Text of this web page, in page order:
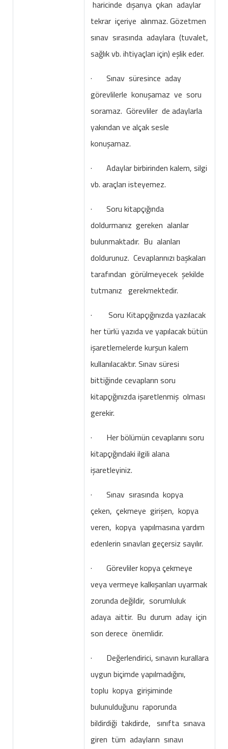
haricinde dışarıya çıkan adaylar
tekrar içeriye alınmaz. Gözetmen
sınav sırasında adaylara (tuvalet,
sağlık vb. ihtiyaçları için) eşlik eder.
· Sınav süresince aday
görevlilerle konuşamaz ve soru
soramaz. Görevliler de adaylarla
yakından ve alçak sesle
konuşamaz.
· Adaylar birbirinden kalem, silgi
vb. araçları isteyemez.
· Soru kitapçığında
doldurmanız gereken alanlar
bulunmaktadır. Bu alanları
doldurunuz. Cevaplarınızı başkaları
tarafından görülmeyecek şekilde
tutmanız gerekmektedir.
· Soru Kitapçığınızda yazılacak
her türlü yazıda ve yapılacak bütün
işaretlemelerde kurşun kalem
kullanılacaktır. Sınav süresi
bittiğinde cevapların soru
kitapçığınızda işaretlenmiş olması
gerekir.
· Her bölümün cevaplarını soru
kitapçığındaki ilgili alana
işaretleyiniz.
· Sınav sırasında kopya
çeken, çekmeye girişen, kopya
veren, kopya yapılmasına yardım
edenlerin sınavları geçersiz sayılır.
· Görevliler kopya çekmeye
veya vermeye kalkışanları uyarmak
zorunda değildir, sorumluluk
adaya aittir. Bu durum aday için
son derece önemlidir.
· Değerlendirici, sınavın kurallara
uygun biçimde yapılmadığını,
toplu kopya girişiminde
bulunulduğunu raporunda
bildirdiği takdirde, sınıfta sınava
giren tüm adayların sınavı